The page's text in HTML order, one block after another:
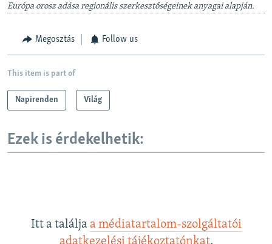
Európa orosz adása regionális szerkesztőségeinek anyagai alapján.
Megosztás Follow us
This item is part of
Napirenden Világ
Ezek is érdekelhetik:
Itt a találja a médiatartalom-szolgáltatói